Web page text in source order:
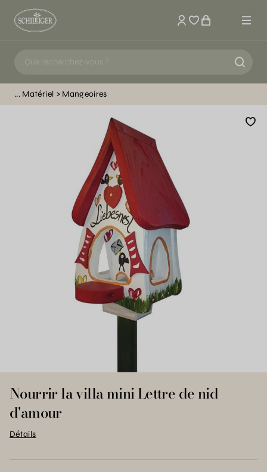
Mon compte
Matériel Mangeoires
Nourrir la villa mini Lettre de nid
d'amour
Détails